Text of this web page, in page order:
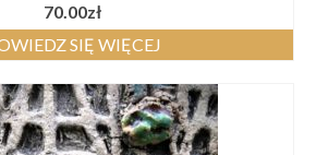
70.00zł
SIĘ WIĘCEJ